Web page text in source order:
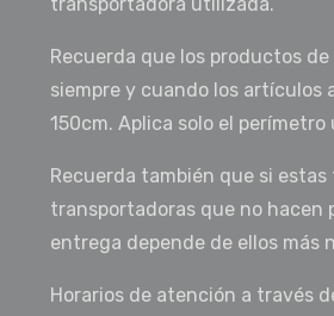
Recuerda que los productos
siempre y cuando los
150cm. Aplica solo el perímetro
Recuerda también que si
transportadoras que no hacen
entrega depende de ellos más
Horarios de atención a través